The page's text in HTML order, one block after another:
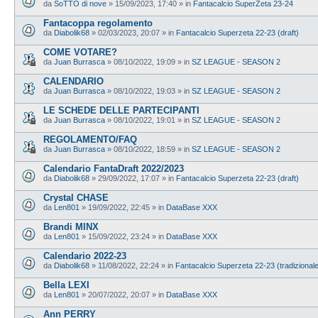
da SoTTO di nove » 15/09/2023, 17:40 » in Fantacalcio SuperZeta 23-24
Fantacoppa regolamento
da Diabolik68 » 02/03/2023, 20:07 » in Fantacalcio Superzeta 22-23 (draft)
COME VOTARE?
da Juan Burrasca » 08/10/2022, 19:09 » in SZ LEAGUE - SEASON 2
CALENDARIO
da Juan Burrasca » 08/10/2022, 19:03 » in SZ LEAGUE - SEASON 2
LE SCHEDE DELLE PARTECIPANTI
da Juan Burrasca » 08/10/2022, 19:01 » in SZ LEAGUE - SEASON 2
REGOLAMENTO/FAQ
da Juan Burrasca » 08/10/2022, 18:59 » in SZ LEAGUE - SEASON 2
Calendario FantaDraft 2022/2023
da Diabolik68 » 29/09/2022, 17:07 » in Fantacalcio Superzeta 22-23 (draft)
Crystal CHASE
da Len801 » 19/09/2022, 22:45 » in DataBase XXX
Brandi MINX
da Len801 » 15/09/2022, 23:24 » in DataBase XXX
Calendario 2022-23
da Diabolik68 » 11/08/2022, 22:24 » in Fantacalcio Superzeta 22-23
Bella LEXI
da Len801 » 20/07/2022, 20:07 » in DataBase XXX
Ann PERRY